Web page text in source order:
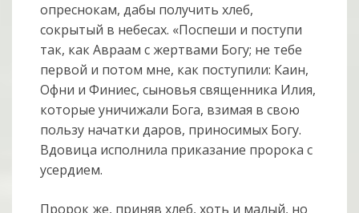
опреснокам, дабы получить хлеб,
сокрытый в небесах. «Поспеши и поступи
так, как Авраам с жертвами Богу; не тебе
первой и потом мне, как поступили: Каин,
Офни и Финиес, сыновья священника Илия,
которые уничижали Бога, взимая в свою
пользу начатки даров, приносимых Богу.
Вдовица исполнила приказание пророка с
усердием.
Пророк же, приняв хлеб, хоть и малый, но